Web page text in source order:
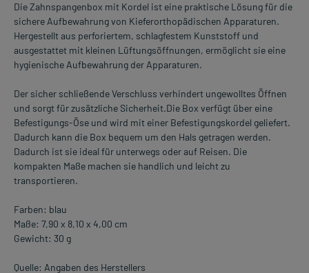
Die Zahnspangenbox mit Kordel ist eine praktische Lösung für die
sichere Aufbewahrung von Kieferorthopädischen Apparaturen.
Hergestellt aus perforiertem, schlagfestem Kunststoff und
ausgestattet mit kleinen Lüftungsöffnungen, ermöglicht sie eine
hygienische Aufbewahrung der Apparaturen.
Der sicher schließende Verschluss verhindert ungewolltes Öffnen
und sorgt für zusätzliche Sicherheit.Die Box verfügt über eine
Befestigungs-Öse und wird mit einer Befestigungskordel geliefert.
Dadurch kann die Box bequem um den Hals getragen werden.
Dadurch ist sie ideal für unterwegs oder auf Reisen. Die
kompakten Maße machen sie handlich und leicht zu
transportieren.
Farben: blau
Maße: 7,90 x 8,10 x 4,00 cm
Gewicht: 30 g
Quelle: Angaben des Herstellers